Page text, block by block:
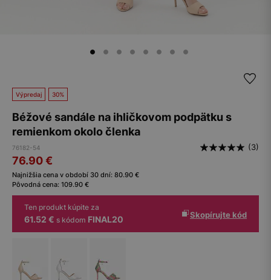
Výpredaj 30%
Béžové sandále na ihličkovom podpätku s
remienkom okolo členka
76182-54 (3)
76.90€
Najnižšia cena v období 30 dní: 80.90 €
Pôvodná cena: 109.90 €
Ten produkt kúpite za
61.52 € s kódom FINAL20 Skopírujte kód